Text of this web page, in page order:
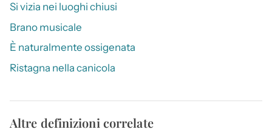
Si vizia nei luoghi chiusi
Brano musicale
È naturalmente ossigenata
Ristagna nella canicola
Altre definizioni correlate